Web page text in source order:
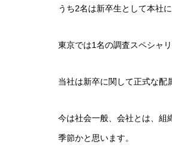
うち2名は新卒生として本社
東京では1名の調査スペシャ
当社は新卒に関して正式な配
今は社会一般、会社とは、組
季節かと思います。